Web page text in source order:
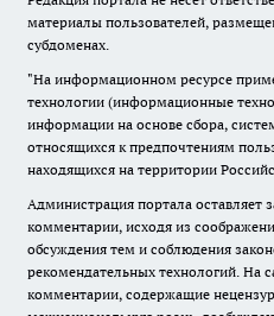
материалы пользователей,
субдоменах.
"На информационном ресурсе
технологии (информационные
информации на основе сбора,
относящихся к предпочтениям
находящихся на территории
Администрация портала оставляет
комментарии, исходя из
обсуждения тем и соблюдения
рекомендательных технологий. На
комментарии, содержащие